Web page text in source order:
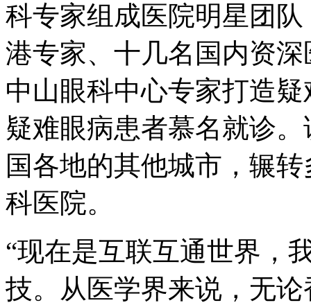
科专家组成医院明星团
港专家、十几名国内资
中山眼科中心专家打造
疑难眼病患者慕名就诊
国各地的其他城市，辗
科医院。
“现在是互联互通世界，
技。从医学界来说，无